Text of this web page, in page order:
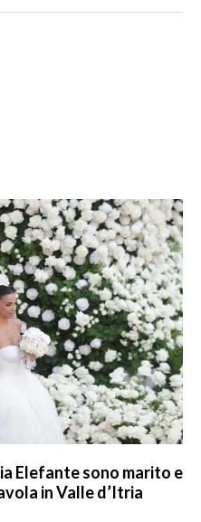
Elefante sono marito e
in Valle d’Itria